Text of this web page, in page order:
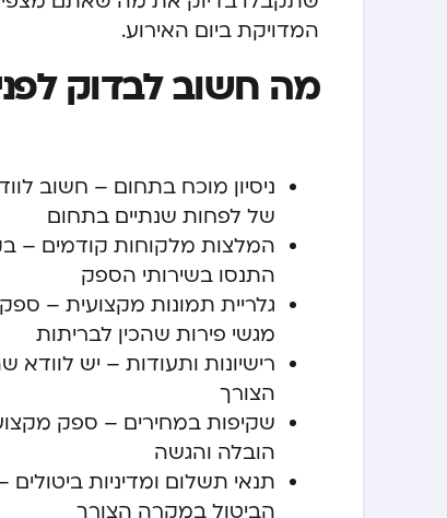
המדויקת ביום האירוע.
מה חשוב לבדוק
ניסיון מוכח בתחום – חשוב
של לפחות שנתיים בתחום
המלצות מלקוחות קודמים –
התנסו בשירותי הספק
גלריית תמונות מקצועית – ספק
מגשי פירות שהכין לבריתות
רישיונות ותעודות – יש
הצורך
שקיפות במחירים – ספק
הובלה והגשה
תנאי תשלום ומדיניות
הביטול במקרה הצורך